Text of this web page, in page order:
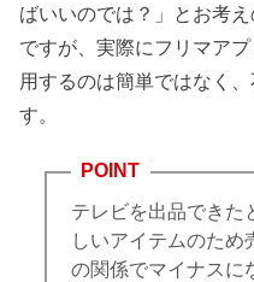
ばいいのでは？」とお考え
ですが、実際にフリマア
用するのは簡単ではなく
す。
POINT
テレビを出品できた
しいアイテムのため
の関係でマイナスに